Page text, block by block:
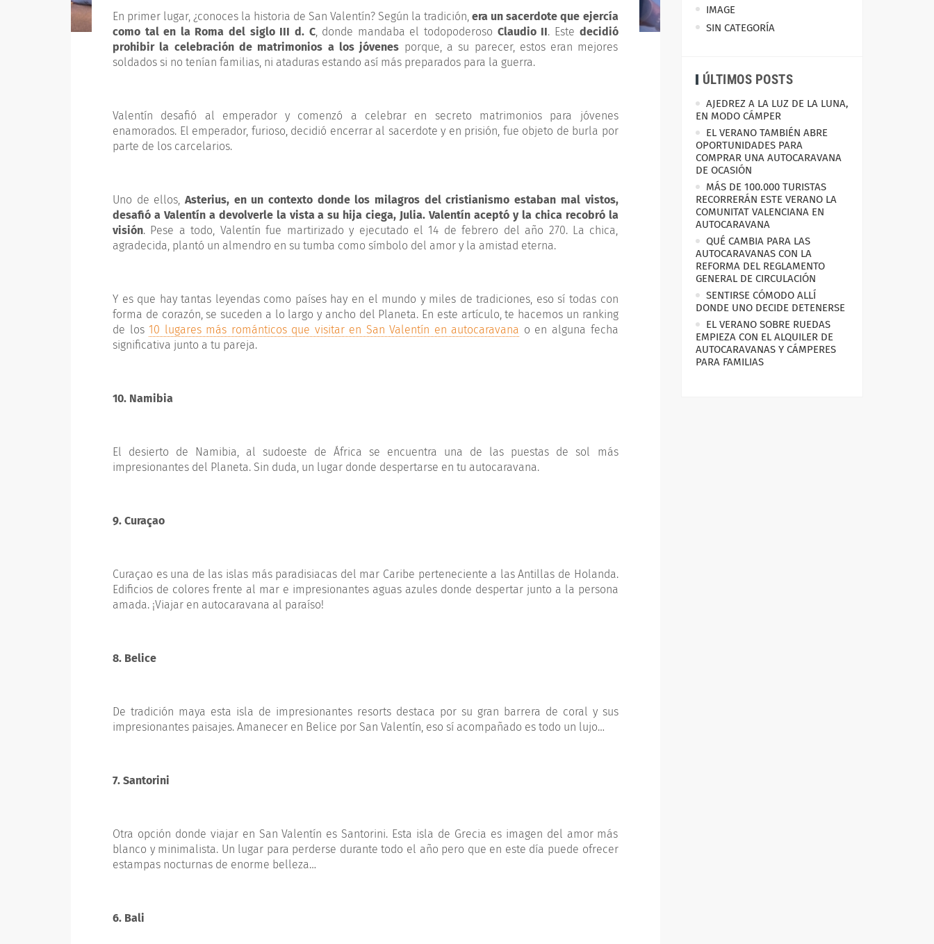
En primer lugar, ¿conoces la historia de San Valentín? Según la tradición,era un sacerdote que ejercía
como tal en la Roma del siglo III d. C, donde mandaba el todopoderoso Claudio II. Este decidió
prohibir la celebración de matrimonios a los jóvenes porque, a su parecer, estos eran mejores
soldados si no tenían familias, ni ataduras estando así más preparados para la guerra.
Valentín desafió al emperador y comenzó a celebrar en secreto matrimonios para jóvenes
enamorados. El emperador, furioso, decidió encerrar al sacerdote y en prisión, fue objeto de burla por
parte de los carcelarios.
Uno de ellos,Asterius, en un contexto donde los milagros del cristianismo estaban mal vistos,
desafió a Valentín a devolverle la vista a su hija ciega, Julia. Valentín aceptó y la chica recobró la
visión. Pese a todo, Valentín fue martirizado y ejecutado el 14 de febrero del año 270. La chica,
agradecida, plantó un almendro en su tumba como símbolo del amor y la amistad eterna.
Y es que hay tantas leyendas como países hay en el mundo y miles de tradiciones, eso sí todas con
forma de corazón, se suceden a lo largo y ancho del Planeta. En este artículo, te hacemos un ranking
de los10 lugares más románticos que visitar en San Valentín en autocaravana o en alguna fecha
significativa junto a tu pareja.
10. Namibia
El desierto de Namibia, al sudoeste de África se encuentra una de las puestas de sol más
impresionantes del Planeta. Sin duda, un lugar donde despertarse en tu autocaravana.
9. Curaçao
Curaçao es una de las islas más paradisiacas del mar Caribe perteneciente a las Antillas de Holanda.
Edificios de colores frente al mar e impresionantes aguas azules donde despertar junto a la persona
amada. ¡Viajar en autocaravana al paraíso!
8. Belice
De tradición maya esta isla de impresionantes resorts destaca por su gran barrera de coral y sus
impresionantes paisajes. Amanecer en Belice por San Valentín, eso sí acompañado es todo un lujo…
7. Santorini
Otra opción donde viajar en San Valentín es Santorini. Esta isla de Grecia es imagen del amor más
blanco y minimalista. Un lugar para perderse durante todo el año pero que en este día puede ofrecer
estampas nocturnas de enorme belleza…
6. Bali
IMAGE
SIN CATEGORÍA
ÚLTIMOS POSTS
AJEDREZ A LA LUZ DE LA LUNA,
EN MODO CÁMPER
EL VERANO TAMBIÉN ABRE
OPORTUNIDADES PARA
COMPRAR UNA AUTOCARAVANA
DE OCASIÓN
MÁS DE 100.000 TURISTAS
RECORRERÁN ESTE VERANO LA
COMUNITAT VALENCIANA EN
AUTOCARAVANA
QUÉ CAMBIA PARA LAS
AUTOCARAVANAS CON LA
REFORMA DEL REGLAMENTO
GENERAL DE CIRCULACIÓN
SENTIRSE CÓMODO ALLÍ
DONDE UNO DECIDE DETENERSE
EL VERANO SOBRE RUEDAS
EMPIEZA CON EL ALQUILER DE
AUTOCARAVANAS Y CÁMPERES
PARA FAMILIAS